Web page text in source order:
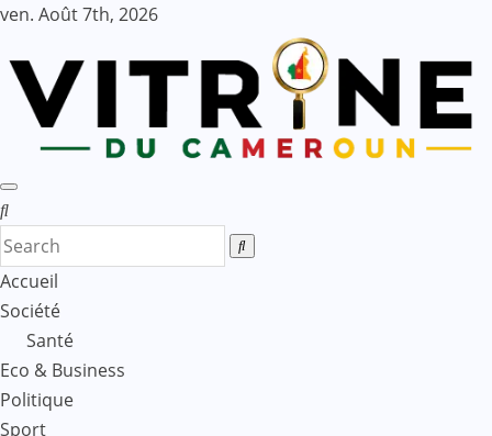
Skip
content
ven. Août 7th, 2026
Accueil
Société
Santé
Eco & Business
Politique
Sport